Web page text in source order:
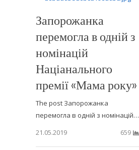
Запорожанка
перемогла в одній з
номінацій
Націанального
премії «Мама року»
The post Запорожанка
перемогла в одній з номінацій…
21.05.2019
659